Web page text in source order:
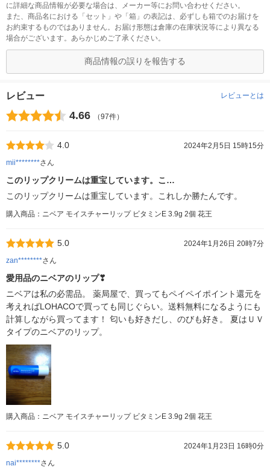
に詳細な商品情報が必要な場合は、メーカー等にお問い合わせください。
また、商品名における「セット」や「箱」の表記は、必ずしも箱でのお届けを
お約束するものではありません。お届け形態は倉庫の在庫状況等により異なる
場合がございます。あらかじめご了承ください。
商品情報の誤りを報告する
レビュー レビューとは
4.66 （97件）
4.0
2024年2月5日 15時15分
mii********さん
このリップクリームは重宝しています。こ…
このリップクリームは重宝しています。これしか勝たんです。
購入商品：ニベア モイスチャーリップ ビタミンE 3.9g 2個 花王
5.0
2024年1月26日 20時7分
zan********さん
愛用品のニベアのリップ❣
ニベアは私の必需品。 薬局屋で、買ってもペイペイポイント還元を
考えればLOHACOで買っても同じぐらい。送料無料になるようにも
計算しながら買ってます！ 匂いも好きだし、のびも好き。 夏はＵＶ
タイプのニベアのリップ。
購入商品：ニベア モイスチャーリップ ビタミンE 3.9g 2個 花王
5.0
2024年1月23日 16時0分
nai********さん